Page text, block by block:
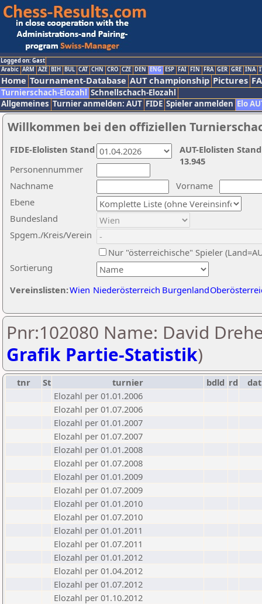
Logged on: Gast
Arabic ARM AZE BIH BUL CAT CHN CRO CZE DEN ENG ESP FAI FIN FRA GER GRE INA
Home Tournament-Database AUT championship Pictures
Turnierschach-Elozahl Schnellschach-Elozahl
Allgemeines Turnier anmelden: AUT FIDE Spieler anmelden Elo
Willkommen bei den offiziellen
Nachname
Vorname
Ebene
Sortierung
Personennummer
Bundesland
Spgem./Kreis/Verein
Nur "österreichische" Spieler
Vereinslisten:Wien Niederösterreich Burgenland
AUT-Elolisten
13.945
FIDE-Elolisten Stand
Pnr:102080 Name: David
Grafik Partie-Statistik)
tnr St turnier bdld rd
Elozahl per 01.01.2006
Elozahl per 01.07.2006
Elozahl per 01.01.2007
Elozahl per 01.07.2007
Elozahl per 01.01.2008
Elozahl per 01.07.2008
Elozahl per 01.01.2009
Elozahl per 01.07.2009
Elozahl per 01.01.2010
Elozahl per 01.07.2010
Elozahl per 01.01.2011
Elozahl per 01.07.2011
Elozahl per 01.01.2012
Elozahl per 01.04.2012
Elozahl per 01.07.2012
Elozahl per 01.10.2012